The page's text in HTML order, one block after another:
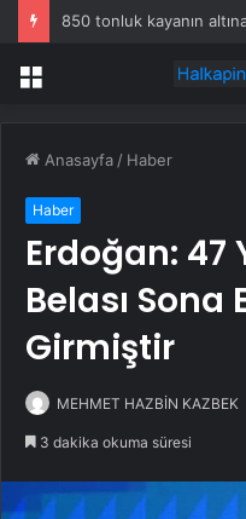
850 tonluk kayanın
Menü
Anasayfa / Haber
Haber
Erdoğan: 47
Belası Sona
Girmiştir
MEHMET HAZBİN KAZBEK
3 dakika okuma süresi